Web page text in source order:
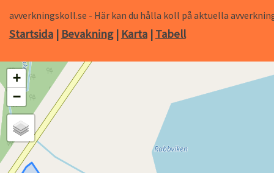
avverkningskoll.se - Här kan du hålla koll på aktuella
Startsida| Bevakning| Karta| Tabell
+
−